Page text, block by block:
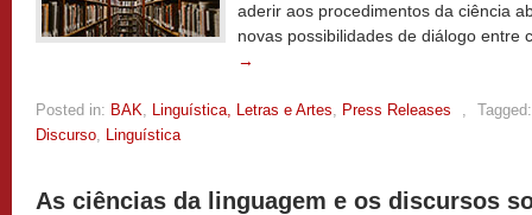
aderir aos procedimentos da ciência
novas possibilidades de diálogo entre
→
Posted in: BAK, Linguística, Letras e Artes, Press Releases ,
Tagged:
Discurso, Linguística
As ciências da linguagem e os discursos